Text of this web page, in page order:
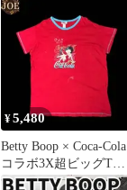
手 ベティー
¥5,480
Betty Boop × Coca-Cola
コラボ3X超ビッグTシ
ャツ2009